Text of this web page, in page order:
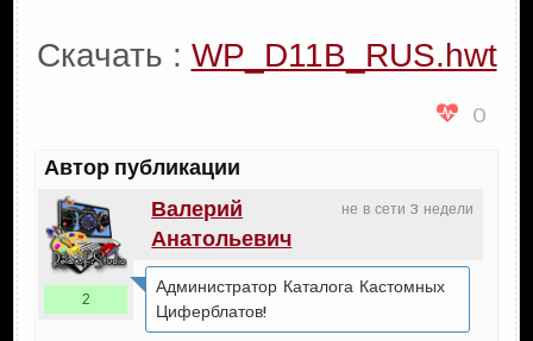
Скачать : WP_D11B_RUS.hwt
0
Автор публикации
не в сети 3 недели
Валерий
Анатольевич
2
Администратор Каталога Кастомных
Циферблатов!